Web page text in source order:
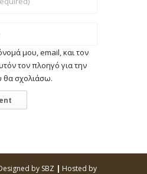
μου, email, και τον
τον πλοηγό για την
σχολιάσω.
by SBZ | Hosted by